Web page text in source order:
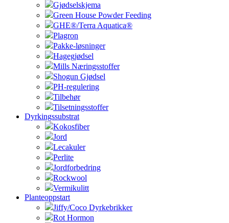
Gjødselskjema
Green House Powder Feeding
GHE®/Terra Aquatica®
Plagron
Pakke-løsninger
Hagegjødsel
Mills Næringsstoffer
Shogun Gjødsel
PH-regulering
Tilbehør
Tilsetningsstoffer
Dyrkingssubstrat
Kokosfiber
Jord
Lecakuler
Perlite
Jordforbedring
Rockwool
Vermikulitt
Planteoppstart
Jiffy/Coco Dyrkebrikker
Rot Hormon